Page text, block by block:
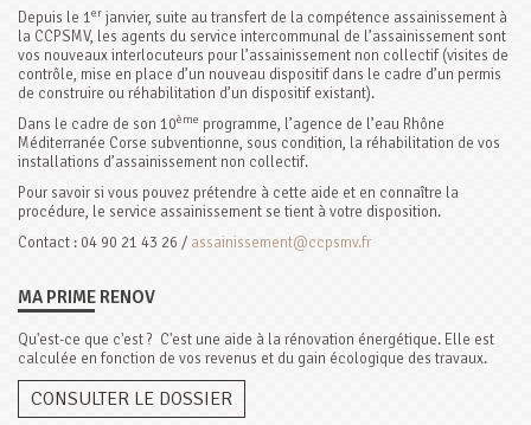
Depuis le 1er janvier, suite au transfert de la compétence assainissement à
la CCPSMV, les agents du service intercommunal de l’assainissement sont
vos nouveaux interlocuteurs pour l’assainissement non collectif (visites de
contrôle, mise en place d’un nouveau dispositif dans le cadre d’un permis
de construire ou réhabilitation d’un dispositif existant).
Dans le cadre de son 10ème programme, l’agence de l’eau Rhône
Méditerranée Corse subventionne, sous condition, la réhabilitation de vos
installations d’assainissement non collectif.
Pour savoir si vous pouvez prétendre à cette aide et en connaître la
procédure, le service assainissement se tient à votre disposition.
Contact : 04 90 21 43 26 / assainissement@ccpsmv.fr
MA PRIME RENOV
Qu'est-ce que c'est ? C'est une aide à la rénovation énergétique. Elle est
calculée en fonction de vos revenus et du gain écologique des travaux.
CONSULTER LE DOSSIER